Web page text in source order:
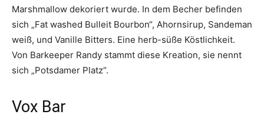
Marshmallow dekoriert wurde. In dem Becher befinden
sich „Fat washed Bulleit Bourbon“, Ahornsirup, Sandeman
weiß, und Vanille Bitters. Eine herb-süße Köstlichkeit.
Von Barkeeper Randy stammt diese Kreation, sie nennt
sich „Potsdamer Platz“.
Vox Bar